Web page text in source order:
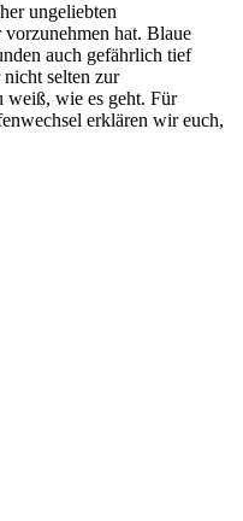
ungeliebten
hat. Blaue
auch gefährlich tief
selten zur
weiß, wie es geht. Für
erklären wir euch,